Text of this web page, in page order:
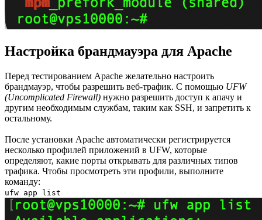
Настройка брандмауэра для Apache
Перед тестированием Apache желательно настроить
брандмауэр, чтобы разрешить веб-трафик. С помощью UFW
(Uncomplicated Firewall) нужно разрешить доступ к апачу и
другим необходимым службам, таким как SSH, и запретить к
остальному.
После установки Apache автоматически регистрируется
несколько профилей приложений в UFW, которые
определяют, какие порты открывать для различных типов
трафика. Чтобы просмотреть эти профили, выполните
команду:
ufw app list